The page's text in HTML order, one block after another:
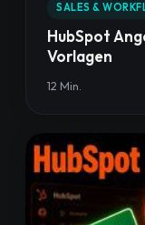
SALES &
HubSpot
Vorlagen
12 Min.